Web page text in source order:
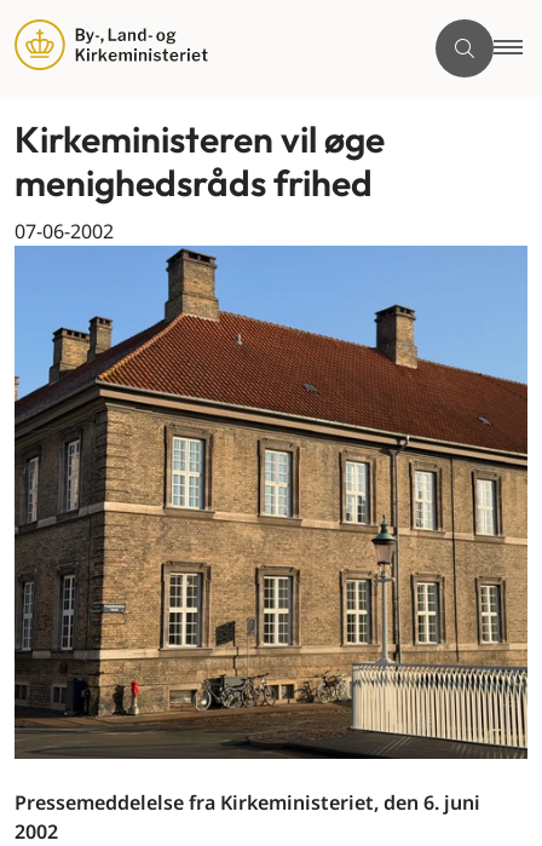
Kirkeministeren vil øge
menighedsråds frihed
07-06-2002
Pressemeddelelse fra Kirkeministeriet, den 6. juni
2002